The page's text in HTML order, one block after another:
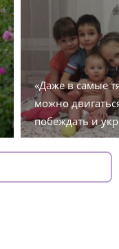
«Даже в самые
можно
побеждать и